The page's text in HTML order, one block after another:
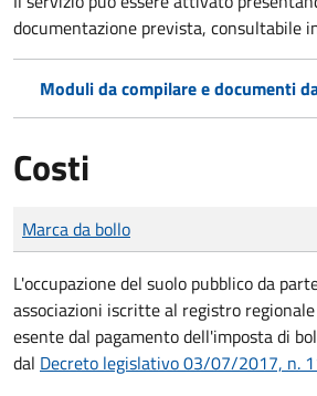
documentazione prevista, consultabile
Moduli da compilare e documenti
Costi
Tipo di pagamento
Importo
Marca da bollo
L'occupazione del suolo pubblico da
associazioni iscritte al registro
esente dal pagamento dell'imposta di
dal Decreto legislativo 03/07/2017, n.